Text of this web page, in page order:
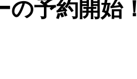
予約開始！